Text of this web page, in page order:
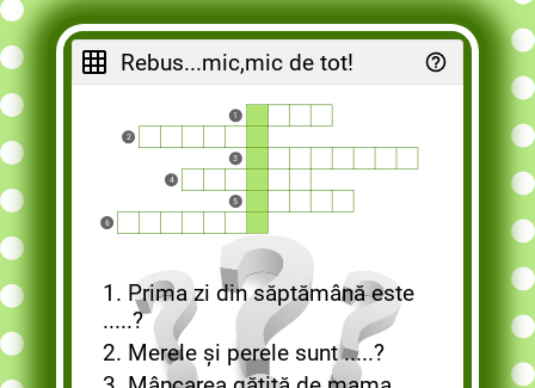
Rebus...mic,mic de tot!
1
2
3
4
5
6
1. Prima zi din săptămână este
.....?
2. Merele și perele sunt .....?